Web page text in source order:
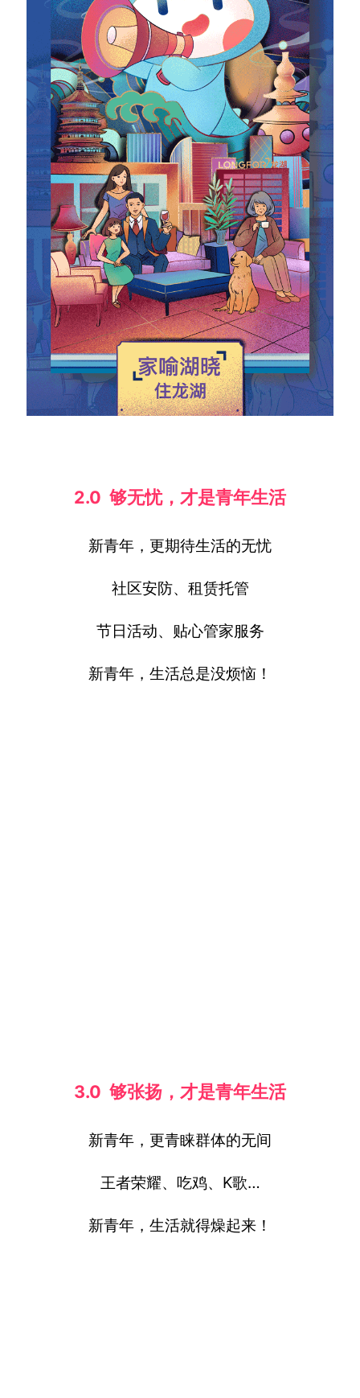
2.0 够无忧，才是青年生活
新青年，更期待生活的无忧
社区安防、租赁托管
节日活动、贴心管家服务
新青年，生活总是没烦恼！
3.0 够张扬，才是青年生活
新青年，更青睐群体的无间
王者荣耀、吃鸡、K歌…
新青年，生活就得燥起来！